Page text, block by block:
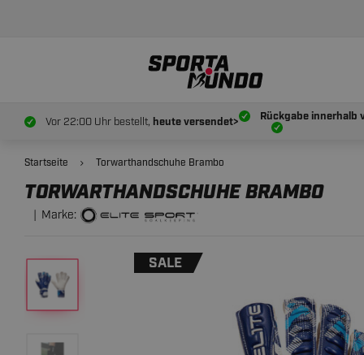
Vor 22:00 Uhr bestellt, heute versendet> Rückgabe innerhalb
TORWARTHANDSCHUHE BRAMBO
Marke:
Startseite Torwarthandschuhe Brambo
SALE